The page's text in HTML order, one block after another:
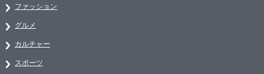
ファッション
グルメ
カルチャー
スポーツ